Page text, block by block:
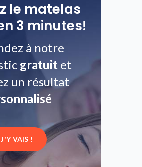
le matelas
3 minutes!
à notre
gratuit et
un résultat
J'Y VAIS !